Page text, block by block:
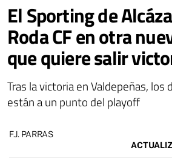
El Sporting de
Roda CF en otra
que quiere salir
Tras la victoria en Valdepeñas, los
están a un punto del playoff
F.J. PARRAS